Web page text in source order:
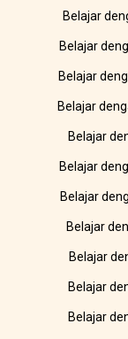
Belajar
Belajar
Belajar
Belajar
Belajar
Belajar
Belajar
Belajar
Belajar
Belajar
Belajar